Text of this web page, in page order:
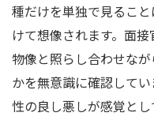
種だけを単独で見るこ
けて想像されます。面
物像と照らし合わせな
かを無意識に確認して
性の良し悪しが感覚とし